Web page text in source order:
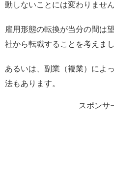
動しないことには変わりません
雇用形態の転換が当分の間は
社から転職することを考えまし
あるいは、副業（複業）によ
法もあります。
スポンサ